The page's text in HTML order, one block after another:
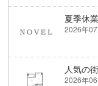
夏季休
2026年
人気の
2026年